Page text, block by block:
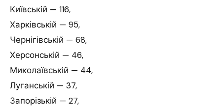
Київській — 116,
Харківській — 95,
Чернігівській — 68,
Херсонській — 46,
Миколаївській — 44,
Луганській — 37,
Запорізькій — 27,